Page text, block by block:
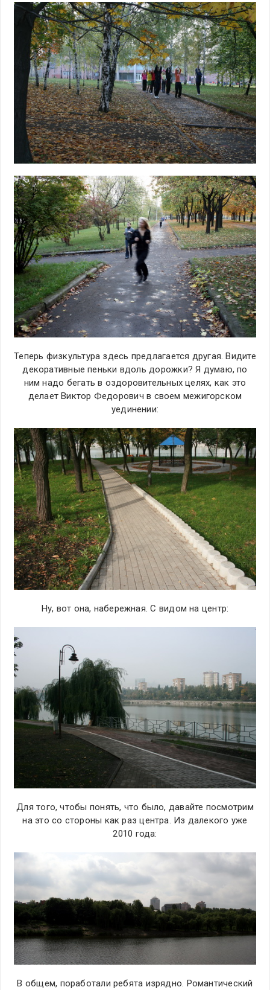
Теперь физкультура здесь предлагается другая. Видите
декоративные пеньки вдоль дорожки? Я думаю, по
ним надо бегать в оздоровительных целях, как это
делает Виктор Федорович в своем межигорском
уединении:
Ну, вот она, набережная. С видом на центр:
Для того, чтобы понять, что было, давайте посмотрим
на это со стороны как раз центра. Из далекого уже
2010 года:
В общем, поработали ребята изрядно. Романтический